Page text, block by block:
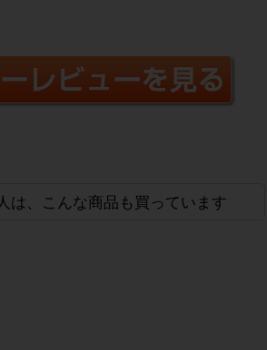
は、こんな商品も買っています